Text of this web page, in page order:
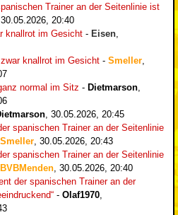
Trainer an der Seitenlinie ist
30.05.2026, 20:40
knallrot im Gesicht - Eisen,
knallrot im Gesicht - Smeller,
normal im Sitz - Dietmarson,
, 30.05.2026, 20:45
spanischen Trainer an der Seitenlinie
Smeller, 30.05.2026, 20:43
spanischen Trainer an der Seitenlinie
BVBMenden, 30.05.2026, 20:40
der spanischen Trainer an der
- Olaf1970,